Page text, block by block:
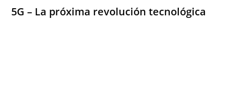
5G – La próxima revolución tecnológica